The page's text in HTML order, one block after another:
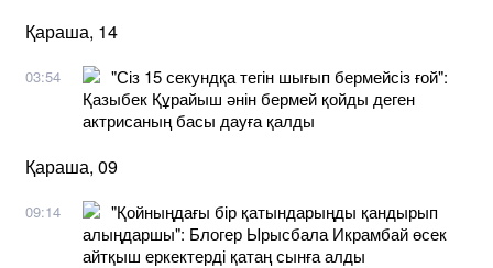
Қараша, 14
03:54
"Сіз 15 секундқа тегін шығып бермейсіз ғой":
Қазыбек Құрайыш әнін бермей қойды деген
актрисаның басы дауға қалды
Қараша, 09
09:14
"Қойныңдағы бір қатындарыңды қандырып
алыңдаршы": Блогер Ырысбала Икрамбай өсек
айтқыш еркектерді қатаң сынға алды